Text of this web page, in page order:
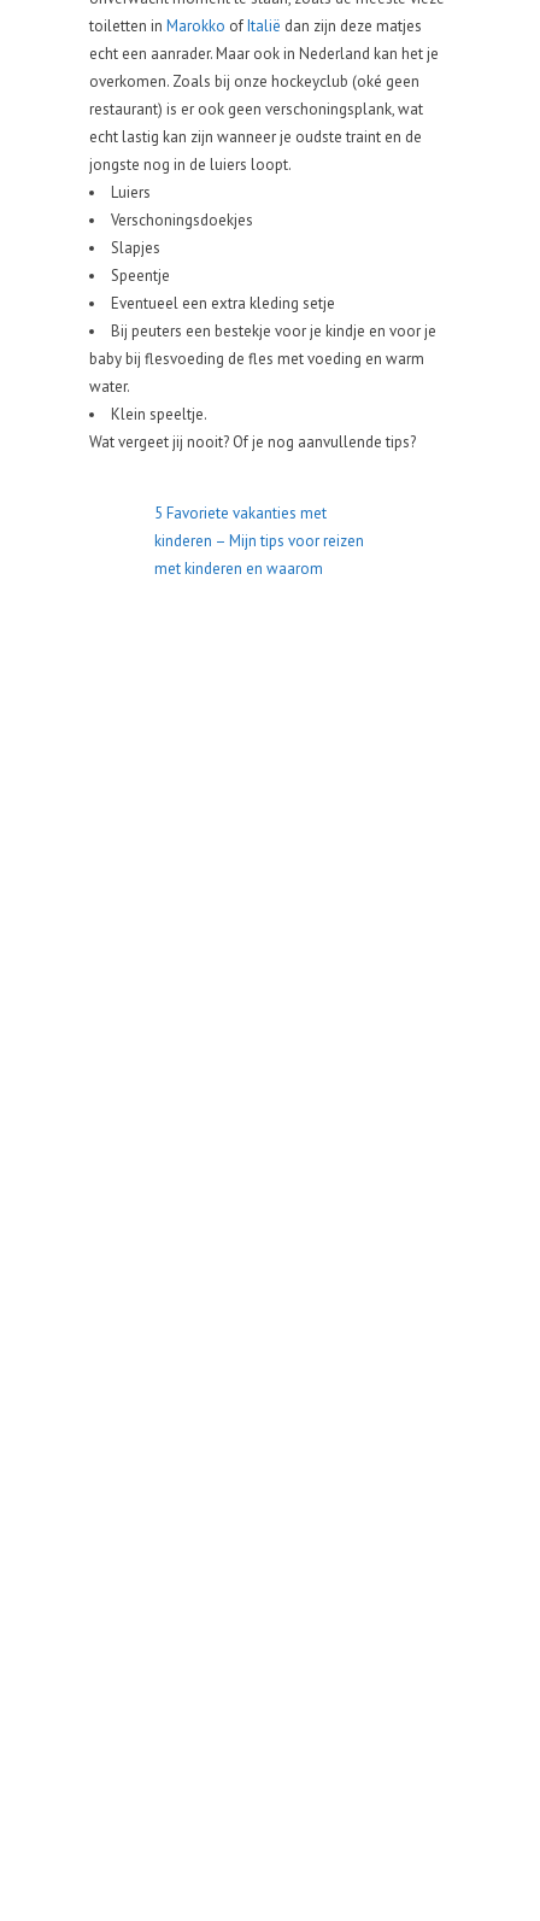
toiletten in Marokko ofItalië dan zijn deze matjes
echt een aanrader. Maar ook in Nederland kan het je
overkomen. Zoals bij onze hockeyclub (oké geen
restaurant) is er ook geen verschoningsplank, wat
echt lastig kan zijn wanneer je oudste traint en de
jongste nog in de luiers loopt.
Luiers
Verschoningsdoekjes
Slapjes
Speentje
Eventueel een extra kleding setje
Bij peuters een bestekje voor je kindje en voor je
baby bij flesvoeding de fles met voeding en warm
water.
Klein speeltje.
Wat vergeet jij nooit? Of je nog aanvullende tips?
5 Favoriete vakanties met
kinderen – Mijn tips voor reizen
met kinderen en waarom